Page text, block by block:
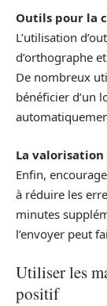
Outils pour la
L’utilisation
d’orthographe
De nombreux
bénéficier d’un
La valorisation
Enfin,
à réduire les
minutes
l’envoyer peut
Utiliser les
positif